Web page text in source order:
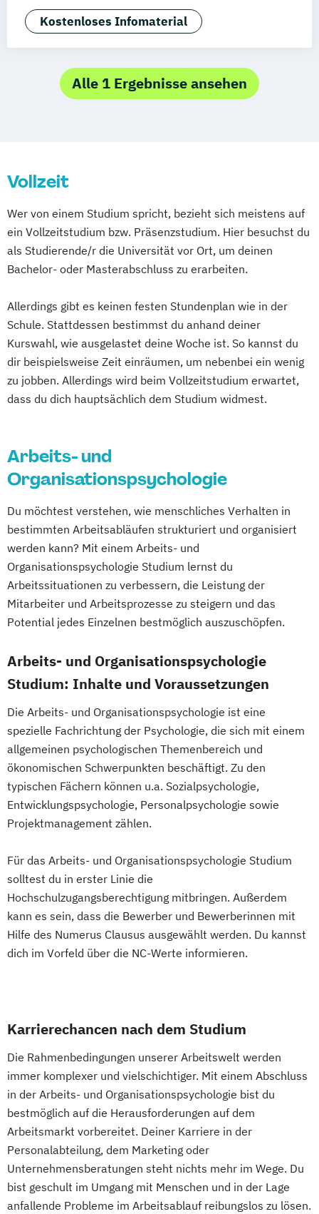
Psychologie mit Schwerpunkt Klinische
Psychologie und Psychotherapie (nach
Psychologie mit Schwerpunkt
Rechtspsychologie
Kostenloses Infomaterial
Alle 1 Ergebnisse ansehen
Vollzeit
Wer von einem Studium spricht, bezieht sich meistens auf
ein Vollzeitstudium bzw. Präsenzstudium. Hier besuchst du
als Studierende/r die Universität vor Ort, um deinen
Bachelor- oder Masterabschluss zu erarbeiten.
Allerdings gibt es keinen festen Stundenplan wie in der
Schule. Stattdessen bestimmst du anhand deiner
Kurswahl, wie ausgelastet deine Woche ist. So kannst du
dir beispielsweise Zeit einräumen, um nebenbei ein wenig
zu jobben. Allerdings wird beim Vollzeitstudium erwartet,
dass du dich hauptsächlich dem Studium widmest.
Arbeits- und
Organisationspsychologie
Du möchtest verstehen, wie menschliches Verhalten in
bestimmten Arbeitsabläufen strukturiert und organisiert
werden kann? Mit einem Arbeits- und
Organisationspsychologie Studium lernst du
Arbeitssituationen zu verbessern, die Leistung der
Mitarbeiter und Arbeitsprozesse zu steigern und das
Potential jedes Einzelnen bestmöglich auszuschöpfen.
Arbeits- und Organisationspsychologie
Studium: Inhalte und Voraussetzungen
Die Arbeits- und Organisationspsychologie ist eine
spezielle Fachrichtung der Psychologie, die sich mit einem
allgemeinen psychologischen Themenbereich und
ökonomischen Schwerpunkten beschäftigt. Zu den
typischen Fächern können u.a. Sozialpsychologie,
Entwicklungspsychologie, Personalpsychologie sowie
Projektmanagement zählen.
Für das Arbeits- und Organisationspsychologie Studium
solltest du in erster Linie die
Hochschulzugangsberechtigung mitbringen. Außerdem
kann es sein, dass die Bewerber und Bewerberinnen mit
Hilfe des Numerus Clausus ausgewählt werden. Du kannst
dich im Vorfeld über die NC-Werte informieren.
Karrierechancen nach dem Studium
Die Rahmenbedingungen unserer Arbeitswelt werden
immer komplexer und vielschichtiger. Mit einem Abschluss
in der Arbeits- und Organisationspsychologie bist du
bestmöglich auf die Herausforderungen auf dem
Arbeitsmarkt vorbereitet. Deiner Karriere in der
Personalabteilung, dem Marketing oder
Unternehmensberatungen steht nichts mehr im Wege. Du
bist geschult im Umgang mit Menschen und in der Lage
anfallende Probleme im Arbeitsablauf reibungslos zu lösen.